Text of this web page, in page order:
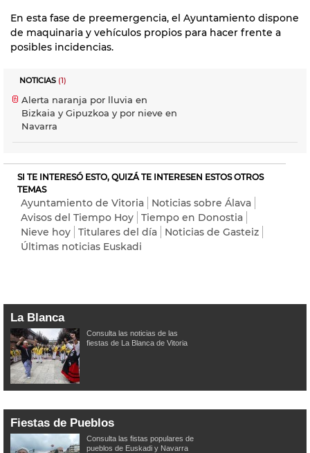
En esta fase de preemergencia, el Ayuntamiento dispone
de maquinaria y vehículos propios para hacer frente a
posibles incidencias.
NOTICIAS (1)
Alerta naranja por lluvia en
Bizkaia y Gipuzkoa y por nieve en
Navarra
SI TE INTERESÓ ESTO, QUIZÁ TE INTERESEN ESTOS OTROS
TEMAS
Ayuntamiento de Vitoria
Noticias sobre Álava
Avisos del Tiempo Hoy
Tiempo en Donostia
Nieve hoy
Titulares del día
Noticias de Gasteiz
Últimas noticias Euskadi
La Blanca
Consulta las noticias de las
fiestas de La Blanca de Vitoria
Fiestas de Pueblos
Consulta las fistas populares de
pueblos de Euskadi y Navarra